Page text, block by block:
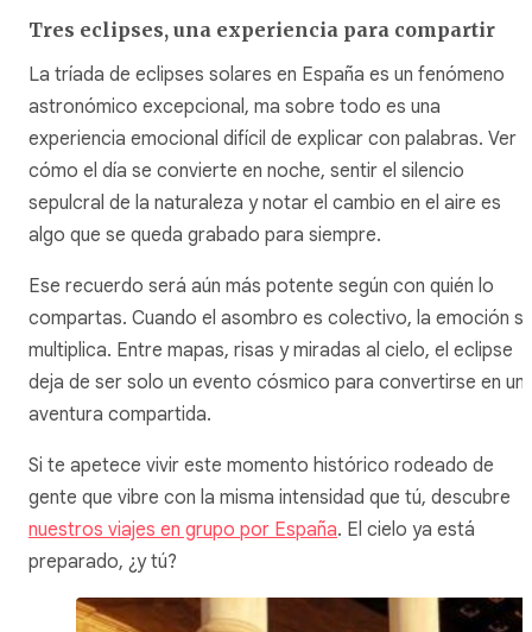
Tres eclipses, una experiencia para compartir
La tríada de eclipses solares en España es un fenómeno
astronómico excepcional, ma sobre todo es una
experiencia emocional difícil de explicar con palabras. Ver
cómo el día se convierte en noche, sentir el silencio
sepulcral de la naturaleza y notar el cambio en el aire es
algo que se queda grabado para siempre.
Ese recuerdo será aún más potente según con quién lo
compartas. Cuando el asombro es colectivo, la emoción
multiplica. Entre mapas, risas y miradas al cielo, el eclipse
deja de ser solo un evento cósmico para convertirse en
aventura compartida.
Si te apetece vivir este momento histórico rodeado de
gente que vibre con la misma intensidad que tú, descubre
nuestros viajes en grupo por España. El cielo ya está
preparado, ¿y tú?